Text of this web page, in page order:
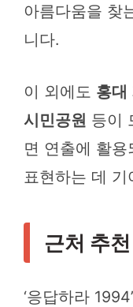
아름다움을 찾
니다.
이 외에도 홍대
시민공원 등이
면 연출에 활
표현하는 데 기
근처 추
‘응답하라